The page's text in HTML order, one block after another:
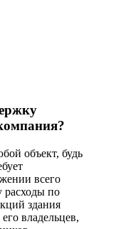
объект, будь
всего
расходы по
здания
владельцев,